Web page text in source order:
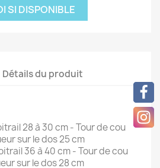
SI DISPONIBLE
Détails du produit
28 à 30 cm - Tour de cou
sur le dos 25 cm
36 à 40 cm - Tour de cou
sur le dos 28 cm